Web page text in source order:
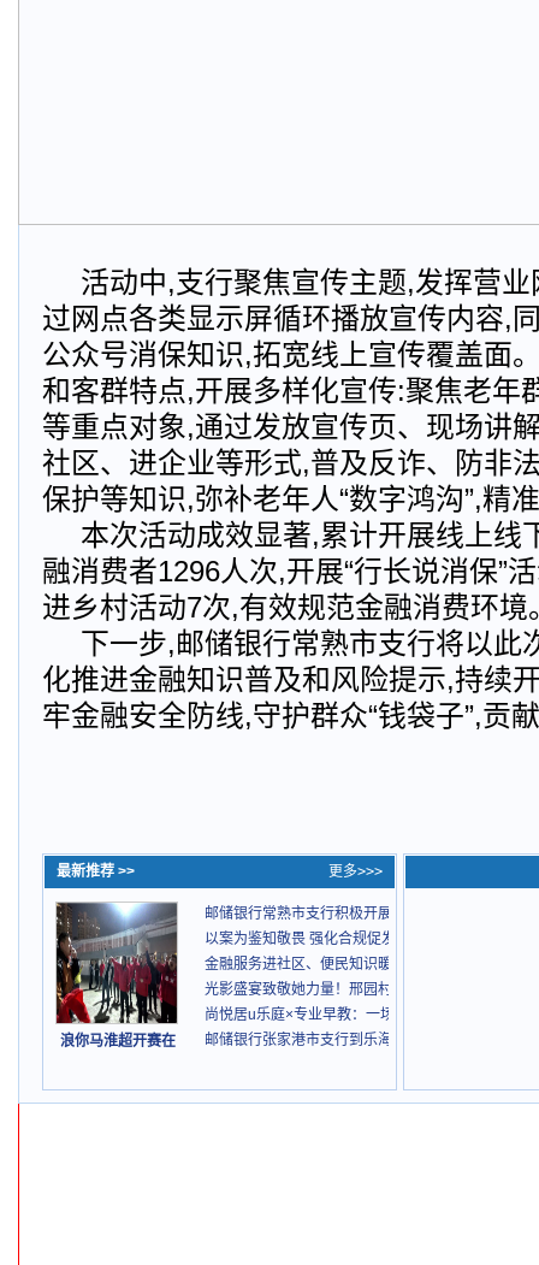
活动中,支行聚焦宣传主题,发挥营
过网点各类显示屏循环播放宣传内容,
公众号消保知识,拓宽线上宣传覆盖面
和客群特点,开展多样化宣传:聚焦老年
等重点对象,通过发放宣传页、现场讲
社区、进企业等形式,普及反诈、防非
保护等知识,弥补老年人“数字鸿沟”,精
本次活动成效显著,累计开展线上线
融消费者1296人次,开展“行长说消保”
进乡村活动7次,有效规范金融消费环境
下一步,邮储银行常熟市支行将以此
化推进金融知识普及和风险提示,持续
牢金融安全防线,守护群众“钱袋子”,贡
最新推荐 >> 更多>>>
浪你马淮超开赛在
邮储银行常熟市支行积极开展2026年“3o15”金融消
以案为鉴知敬畏 强化合规促发展 ——邮储银行苏州
金融服务进社区、便民知识暖人心 ——邮储银行昆
光影盛宴致敬她力量！邢园村“芳华映初心”观影活动
尚悦居u乐庭×专业早教：一场重新定义“社区服务”的
邮储银行张家港市支行到乐海社区金融宣教